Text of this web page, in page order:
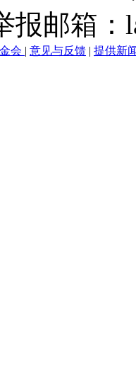
报邮箱
会 | 意见与反馈 | 提供新